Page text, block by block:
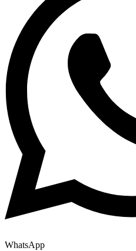
WhatsApp